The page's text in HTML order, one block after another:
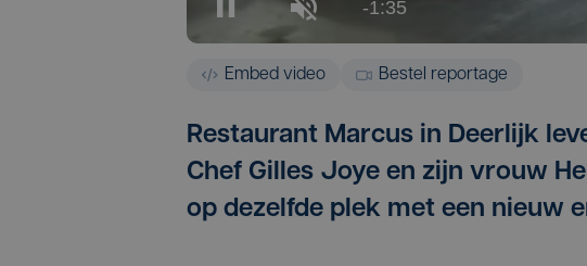
Embed video Bestel reportage
Restaurant Marcus in Deerlijk
Chef Gilles Joye en zijn vrouw
op dezelfde plek met een nieuw